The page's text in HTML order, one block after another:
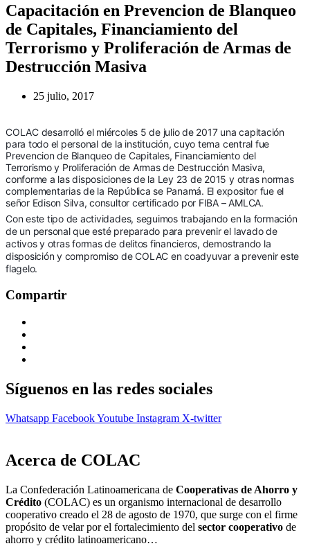
Capacitación en Prevencion de Blanqueo
de Capitales, Financiamiento del
Terrorismo y Proliferación de Armas de
Destrucción Masiva
25 julio, 2017
COLAC desarrolló el miércoles 5 de julio de 2017 una capitación
para todo el personal de la institución, cuyo tema central fue
Prevencion de Blanqueo de Capitales, Financiamiento del
Terrorismo y Proliferación de Armas de Destrucción Masiva,
conforme a las disposiciones de la Ley 23 de 2015 y otras normas
complementarias de la República se Panamá. El expositor fue el
señor Edison Silva, consultor certificado por FIBA – AMLCA.
Con este tipo de actividades, seguimos trabajando en la formación
de un personal que esté preparado para prevenir el lavado de
activos y otras formas de delitos financieros, demostrando la
disposición y compromiso de COLAC en coadyuvar a prevenir este
flagelo.
Compartir
Síguenos en las redes sociales
Whatsapp FacebookYoutube Instagram X-twitter
Acerca de COLAC
La Confederación Latinoamericana de Cooperativas de Ahorro y
Crédito (COLAC) es un organismo internacional de desarrollo
cooperativo creado el 28 de agosto de 1970, que surge con el firme
propósito de velar por el fortalecimiento del sector cooperativo de
ahorro y crédito latinoamericano…